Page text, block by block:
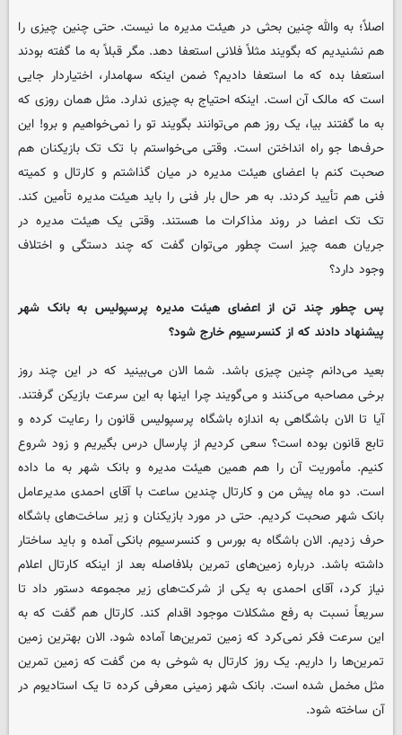
اصلاً؛ به والله چنین بحثی در هیئت مدیره ما نیست. حتی چنین چیزی را
هم نشنیدیم که بگویند مثلاً فلانی استعفا دهد. مگر قبلاً به ما گفته بودند
استعفا بده که ما استعفا دادیم؟ ضمن اینکه سهامدار، اختیاردار جایی
است که مالک آن است. اینکه احتیاج به چیزی ندارد. مثل همان روزی که
به ما گفتند بیا، یک روز هم می‌توانند بگویند تو را نمی‌خواهیم و برو! این
حرف‌ها جو راه انداختن است. وقتی می‌خواستم با تک تک بازیکنان هم
صحبت کنم با اعضای هیئت مدیره در میان گذاشتم و کارتال و کمیته
فنی هم تأیید کردند. به هر حال بار فنی را باید هیئت مدیره تأمین کند.
تک تک اعضا در روند مذاکرات ما هستند. وقتی یک هیئت مدیره در
جریان همه چیز است چطور می‌توان گفت که چند دستگی و اختلاف
وجود دارد؟
پس چطور چند تن از اعضای هیئت مدیره پرسپولیس به بانک شهر
پیشنهاد دادند که از کنسرسیوم خارج شود؟
بعید می‌دانم چنین چیزی باشد. شما الان می‌بینید که در این چند روز
برخی‌ مصاحبه می‌کنند و می‌گویند چرا اینها به این سرعت بازیکن گرفتند.
آیا تا الان باشگاهی به اندازه باشگاه پرسپولیس قانون را رعایت کرده و
تابع قانون بوده است؟ سعی کردیم از پارسال درس بگیریم و زود شروع
کنیم. مأموریت آن را هم همین هیئت مدیره و بانک شهر به ما داده
است. دو ماه پیش من و کارتال چندین ساعت با آقای احمدی مدیرعامل
بانک شهر صحبت کردیم. حتی در مورد بازیکنان و زیر ساخت‌های باشگاه
حرف زدیم. الان باشگاه به بورس و کنسرسیوم بانکی آمده و باید ساختار
داشته باشد. درباره زمین‌های تمرین بلافاصله بعد از اینکه کارتال اعلام
نیاز کرد، آقای احمدی به یکی از شرکت‌های زیر مجموعه دستور داد تا
سریعاً نسبت به رفع مشکلات موجود اقدام کند. کارتال هم گفت که به
این سرعت فکر نمی‌کرد که زمین تمرین‌ها آماده شود. الان بهترین زمین
تمرین‌ها را داریم. یک روز کارتال به شوخی به من گفت که زمین تمرین
مثل مخمل شده است. بانک شهر زمینی معرفی کرده تا یک استادیوم در
آن ساخته شود.